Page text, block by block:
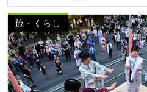
旅・くらし